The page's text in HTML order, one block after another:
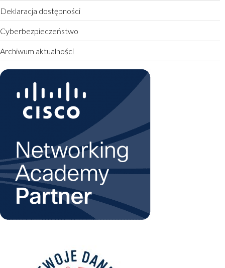
Deklaracja dostępności
Cyberbezpieczeństwo
Archiwum aktualności